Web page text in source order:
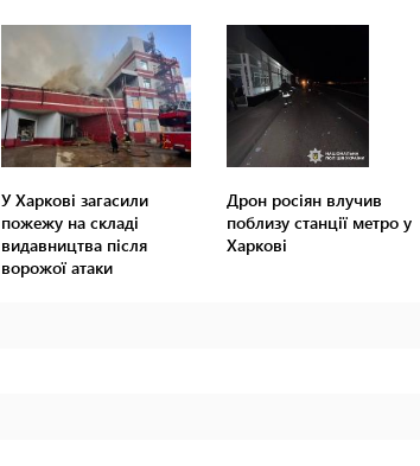
У Харкові загасили
пожежу на складі
видавництва після
ворожої атаки
Дрон росіян влучив
поблизу станції метро у
Харкові